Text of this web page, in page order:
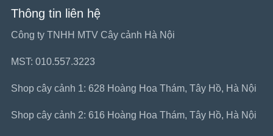
Thông tin liên hệ
Công ty TNHH MTV Cây cảnh Hà Nội
MST: 010.557.3223
Shop cây cảnh 1: 628 Hoàng Hoa Thám, Tây Hồ, Hà Nội
Shop cây cảnh 2: 616 Hoàng Hoa Thám, Tây Hồ, Hà Nội